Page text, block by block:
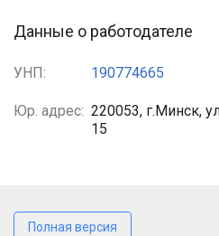
Данные о работодателе
УНП: 190774665
Юр. адрес: 220053, г.Минск,
15
Полная версия